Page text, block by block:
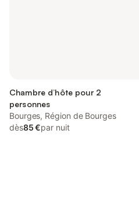
Chambre d’hôte pour 2
personnes
Bourges, Région de Bourges
dès85 €par nuit